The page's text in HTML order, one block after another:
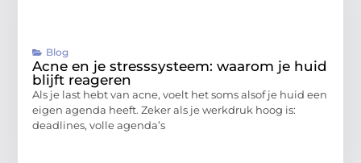
Blog
Acne en je stresssysteem: waarom je huid
blijft reageren
Als je last hebt van acne, voelt het soms alsof je huid een
eigen agenda heeft. Zeker als je werkdruk hoog is:
deadlines, volle agenda’s